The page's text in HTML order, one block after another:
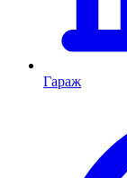
Гараж